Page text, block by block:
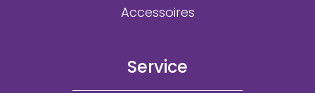
Accessoires
Service